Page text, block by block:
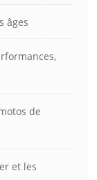
âges
de
et les